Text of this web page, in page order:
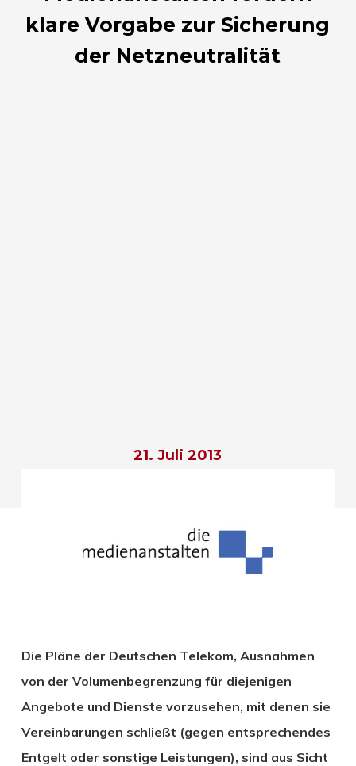
klare Vorgabe zur Sicherung
der Netzneutralität
21. Juli 2013
Die Pläne der Deutschen Telekom, Ausnahmen
von der Volumenbegrenzung für diejenigen
Angebote und Dienste vorzusehen, mit denen sie
Vereinbarungen schließt (gegen entsprechendes
Entgelt oder sonstige Leistungen), sind aus Sicht